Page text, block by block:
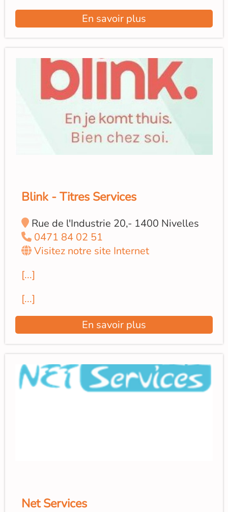
En savoir plus
Blink - Titres Services
Rue de l'Industrie 20,- 1400 Nivelles
0471 84 02 51
Visitez notre site Internet
[...]
[...]
En savoir plus
Net Services